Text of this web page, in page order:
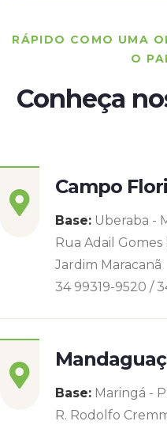
RÁPIDO COMO UMA
O
Conheça
Campo
Base: Uberaba -
Rua Adail Gomes
Jardim Maracanã
34 99319-9520 /
Base: Maringá -
R. Rodolfo